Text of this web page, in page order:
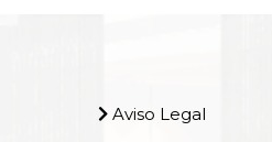
Aviso Legal